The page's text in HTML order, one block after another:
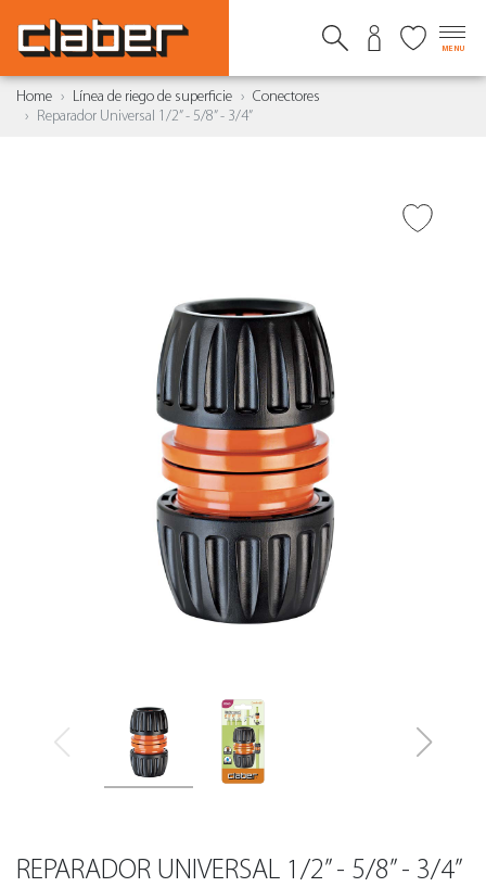
MENU
Home Línea de riego de superficie
Conectores
Reparador Universal 1/2” - 5/8” - 3/4”
REPARADOR UNIVERSAL 1/2” - 5/8” - 3/4”